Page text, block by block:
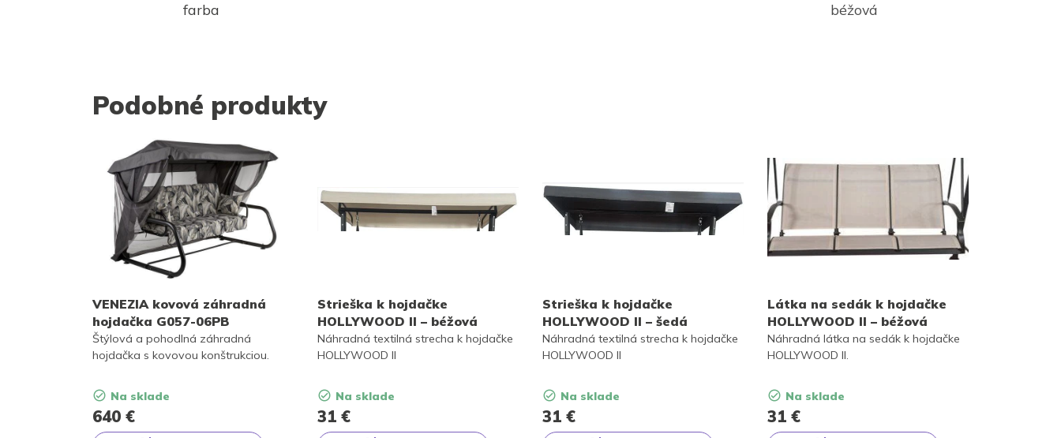
farba
béžová
Podobné produkty
VENEZIA kovová záhradná
hojdačka G057-06PB
640 €
Štýlová a pohodlná záhradná
hojdačka s kovovou konštrukciou.
Na sklade
Strieška k hojdačke
HOLLYWOOD II – béžová
31 €
Náhradná textilná strecha k hojdačke
HOLLYWOOD II
Na sklade
Strieška k hojdačke
HOLLYWOOD II – šedá
31 €
Náhradná textilná strecha k hojdačke
HOLLYWOOD II
Na sklade
Látka na sedák k hojdačke
HOLLYWOOD II – béžová
31 €
Náhradná látka na sedák k hojdačke
HOLLYWOOD II.
Na sklade